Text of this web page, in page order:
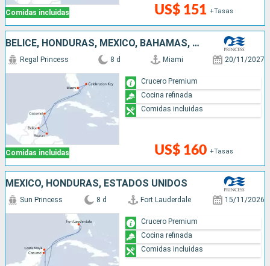
Comidas incluidas US$ 151 +Tasas
BELICE, HONDURAS, MÉXICO, BAHAMAS, ESTADOS UNIDOS
Comidas incluidas
Regal Princess 8 d Miami 20/11/2027
US$ 160 +Tasas
Crucero Premium
Cocina refinada
Comidas incluidas
MÉXICO, HONDURAS, ESTADOS UNIDOS
Sun Princess 8 d Fort Lauderdale 15/11/2026
Crucero Premium
Cocina refinada
Comidas incluidas